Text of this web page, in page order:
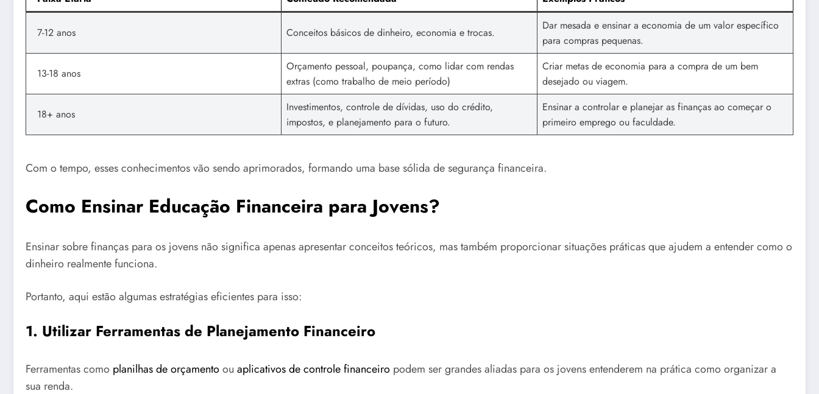
7-12 anos Conceitos básicos de dinheiro, economia e trocas.
Dar mesada e ensinar a economia de um valor específico
para compras pequenas.
13-18 anos
Orçamento pessoal, poupança, como lidar com rendas
extras (como trabalho de meio período)
Criar metas de economia para a compra de um bem
desejado ou viagem.
18+ anos
Investimentos, controle de dívidas, uso do crédito,
impostos, e planejamento para o futuro.
Ensinar a controlar e planejar as finanças ao começar o
primeiro emprego ou faculdade.
Com o tempo, esses conhecimentos vão sendo aprimorados, formando uma base sólida de segurança financeira.
Como Ensinar Educação Financeira para Jovens?
Ensinar sobre finanças para os jovens não significa apenas apresentar conceitos teóricos, mas também proporcionar situações práticas que ajudem a entender como o
dinheiro realmente funciona.
Portanto, aqui estão algumas estratégias eficientes para isso:
1. Utilizar Ferramentas de Planejamento Financeiro
Ferramentas como planilhas de orçamentoou aplicativos de controle financeiro podem ser grandes aliadas para os jovens entenderem na prática como organizar a
sua renda.